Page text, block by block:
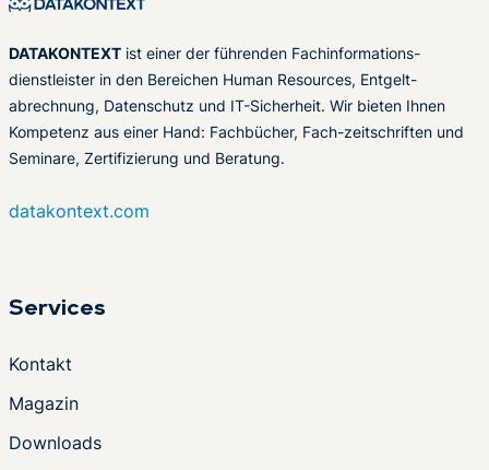
DATAKONTEXT ist einer der führenden Fachinformations-
dienstleister in den Bereichen Human Resources, Entgelt-
abrechnung, Datenschutz und IT-Sicherheit. Wir bieten Ihnen
Kompetenz aus einer Hand: Fachbücher, Fach-zeitschriften und
Seminare, Zertifizierung und Beratung.
datakontext.com
Services
Kontakt
Magazin
Downloads